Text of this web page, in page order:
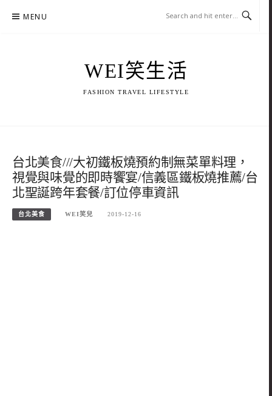
MENU
WEI笑生活
FASHION TRAVEL LIFESTYLE
台北美食///大初鐵板燒預約制無菜單料理，
視覺與味覺的即時饗宴/信義區鐵板燒推薦/台
北聖誕跨年套餐/訂位停車資訊
台北美食 WEI笑兒 2019-12-16